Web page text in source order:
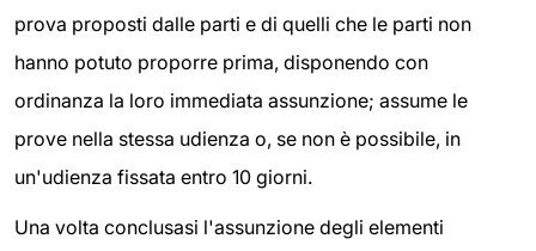
prova proposti dalle parti e di quelli che le parti non
hanno potuto proporre prima, disponendo con
ordinanza la loro immediata assunzione; assume le
prove nella stessa udienza o, se non è possibile, in
un'udienza fissata entro 10 giorni.
Una volta conclusasi l'assunzione degli elementi